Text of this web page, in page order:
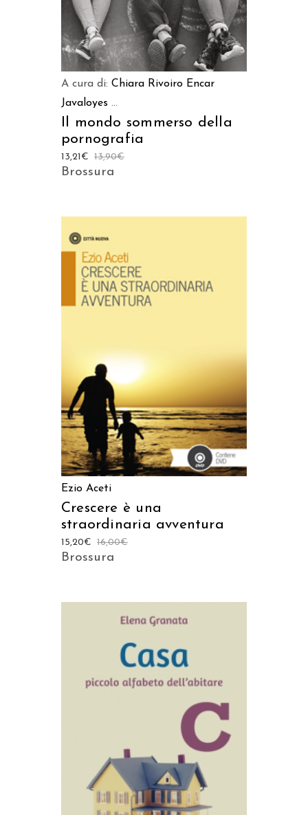
A cura di: Chiara Rivoiro Encar
Javaloyes ...
Il mondo sommerso della
pornografia
13,90€
13,21 €
Brossura
Ezio Aceti
Crescere è una
straordinaria avventura
16,00€
15,20€
Brossura
AGGIUNGI AL CARRELLO